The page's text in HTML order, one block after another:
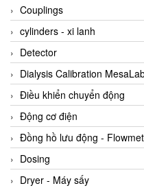
Alphino
ALRE-IT Vietnam
Altech
Amarillo Gear
Ametek
AMPTRON Vietnam
AND Vietnam
ANDERSON-NEGELE
ANDILOG Technologies
Couplings
cylinders - xi lanh
Detector
Dialysis Calibration
Điều khiển chuyển động
Động cơ điện
Đồng hồ lưu động -
Dosing
Dryer - Máy sấy